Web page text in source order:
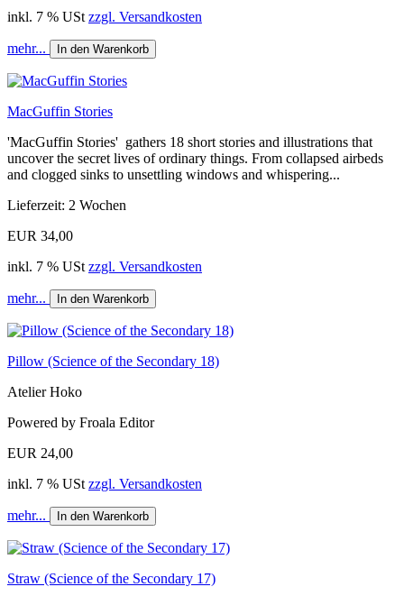
inkl. 7 % USt zzgl. Versandkosten
mehr... In den Warenkorb
MacGuffin Stories
'MacGuffin Stories' gathers 18 short stories and illustrations that
uncover the secret lives of ordinary things. From collapsed airbeds
and clogged sinks to unsettling windows and whispering...
Lieferzeit: 2 Wochen
EUR 34,00
inkl. 7 % USt zzgl. Versandkosten
mehr... In den Warenkorb
Pillow (Science of the Secondary 18)
Atelier Hoko
Powered by Froala Editor
EUR 24,00
inkl. 7 % USt zzgl. Versandkosten
mehr... In den Warenkorb
Straw (Science of the Secondary 17)